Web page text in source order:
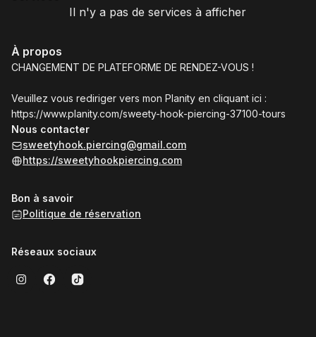
Il n'y a pas de services à afficher
À propos
CHANGEMENT DE PLATEFORME DE RENDEZ-VOUS !
Veuillez vous rediriger vers mon Planity en cliquant ici :
https://www.planity.com/sweety-hook-piercing-37100-tours
Nous contacter
sweetyhook.piercing@gmail.com
https://sweetyhookpiercing.com
Bon à savoir
Politique de réservation
Réseaux sociaux